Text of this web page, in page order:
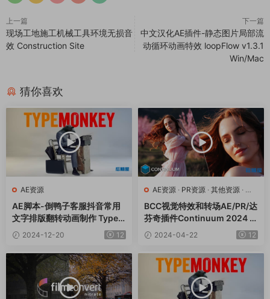
上一篇
现场工地施工机械工具环境无损音
效 Construction Site
下一篇
中文汉化AE插件-静态图片局部流
动循环动画特效 loopFlow v1.3.1
Win/Mac
猜你喜欢
AE资源
AE脚本-倒鸭子客服抖音常用
文字排版翻转动画制作 TypeM
onkey v1.26+使用教程
2024-12-20 12
AE资源 · PR资源 · 其他资源 · 达
芬奇资源
BCC视觉特效和转场AE/PR/达
芬奇插件Continuum 2024 v
17.0.5 CE Win一键安装版
2024-04-22 12